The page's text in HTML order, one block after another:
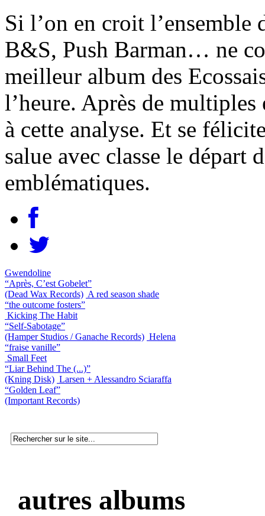
Si l’on en croit l’ensemble
B&S, Push Barman… ne
meilleur album des
l’heure. Après de multiples
à cette analyse. Et se
salue avec classe le départ
emblématiques.
Gwendoline
“Après, C’est Gobelet”
(Dead Wax Records) A red season shade
“the outcome fosters”
Kicking The Habit
“Self-Sabotage”
(Hamper Studios / Ganache Records) Helena
“fraise vanille”
Small Feet
“Liar Behind The (...)”
(Kning Disk) Larsen + Alessandro Sciaraffa
“Golden Leaf”
(Important Records)
autres albums